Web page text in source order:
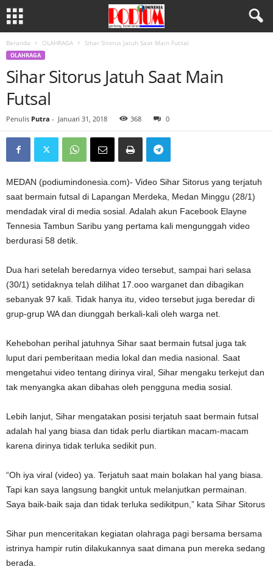
Beranda OLAHRAGA Sihar Sitorus Jatuh Saat Main Futsal
OLAHRAGA
Sihar Sitorus Jatuh Saat Main
Futsal
Penulis Putra - Januari 31, 2018 368 0
MEDAN (podiumindonesia.com)- Video Sihar Sitorus yang terjatuh
saat bermain futsal di Lapangan Merdeka, Medan Minggu (28/1)
mendadak viral di media sosial. Adalah akun Facebook Elayne
Tennesia Tambun Saribu yang pertama kali mengunggah video
berdurasi 58 detik.
Dua hari setelah beredarnya video tersebut, sampai hari selasa
(30/1) setidaknya telah dilihat 17.ooo warganet dan dibagikan
sebanyak 97 kali. Tidak hanya itu, video tersebut juga beredar di
grup-grup WA dan diunggah berkali-kali oleh warga net.
Kehebohan perihal jatuhnya Sihar saat bermain futsal juga tak
luput dari pemberitaan media lokal dan media nasional. Saat
mengetahui video tentang dirinya viral, Sihar mengaku terkejut dan
tak menyangka akan dibahas oleh pengguna media sosial.
Lebih lanjut, Sihar mengatakan posisi terjatuh saat bermain futsal
adalah hal yang biasa dan tidak perlu diartikan macam-macam
karena dirinya tidak terluka sedikit pun.
“Oh iya viral (video) ya. Terjatuh saat main bolakan hal yang biasa.
Tapi kan saya langsung bangkit untuk melanjutkan permainan.
Saya baik-baik saja dan tidak terluka sedikitpun,” kata Sihar Sitorus
Sihar pun menceritakan kegiatan olahraga pagi bersama bersama
istrinya hampir rutin dilakukannya saat dimana pun mereka sedang
berada.